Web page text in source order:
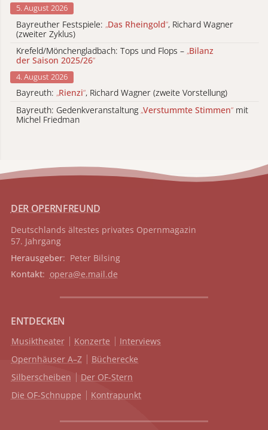
5. August 2026
Bayreuther Festspiele: „Das Rheingold“, Richard Wagner
(zweiter Zyklus)
Krefeld/Mönchengladbach: Tops und Flops – „Bilanz
der Saison 2025/26“
4. August 2026
Bayreuth: „Rienzi“, Richard Wagner (zweite Vorstellung)
Bayreuth: Gedenkveranstaltung „Verstummte Stimmen“ mit
Michel Friedman
DER OPERNFREUND
Deutschlands ältestes privates Opernmagazin
57. Jahrgang
Herausgeber: Peter Bilsing
Kontakt: opera@e.mail.de
ENTDECKEN
Musiktheater Konzerte
Interviews
Opernhäuser A–Z
Bücherecke
Silberscheiben
Der OF-Stern
Die OF-Schnuppe
Kontrapunkt